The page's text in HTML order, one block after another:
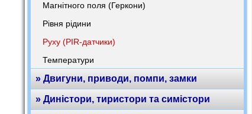
Магнітного поля (Геркони)
Рівня рідини
Руху (PIR-датчики)
Температури
» Двигуни, приводи, помпи, замки
» Диністори, тиристори та симістори